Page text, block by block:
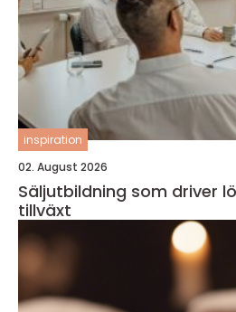
inspiration
02. August 2026
Säljutbildning som driver
tillväxt